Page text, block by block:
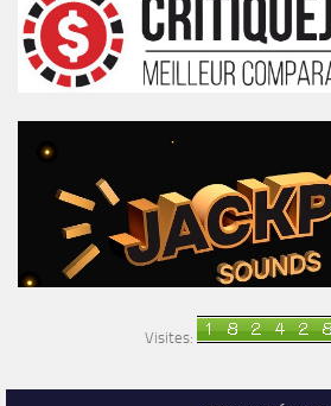
Visites: